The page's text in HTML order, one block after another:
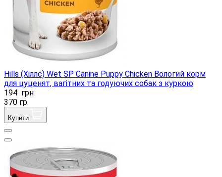
Hills (Хіллс) Wet SP Canine Puppy Chicken Вологий корм
для цуценят, вагітних та годуючих собак з куркою
194 грн
370 гр
Купити